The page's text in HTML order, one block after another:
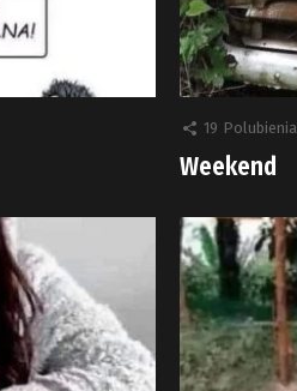
19 Polubienia
Weekend